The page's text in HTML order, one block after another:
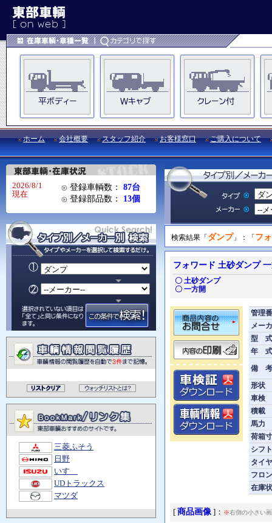
ホーム 会社概要 スタッフ紹介 お客様窓口 ご購入について
2026/8/1
現在
登録車輌数：
87台
登録部品数：
13個
三菱ふそう
日野
いすゞ
UDトラックス
マツダ
検索結果「 ダンプ 」：「 フ
フォワード 土砂ダンプ
〇 土砂ダンプ
〇 一方開
管理
メー
型 式
年 式
備 考
形状
車検
積載
馬力
荷箱
シフト
タイヤ
フロ
在庫
[ 商品画像 ]： ※右側の小さい